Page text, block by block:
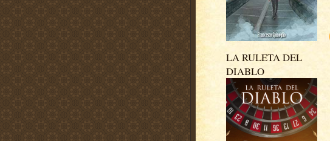
LA RULETA DEL
DIABLO